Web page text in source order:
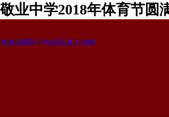
敬业中学2018年体育节圆
九游会国际-j9九游会真人游戏